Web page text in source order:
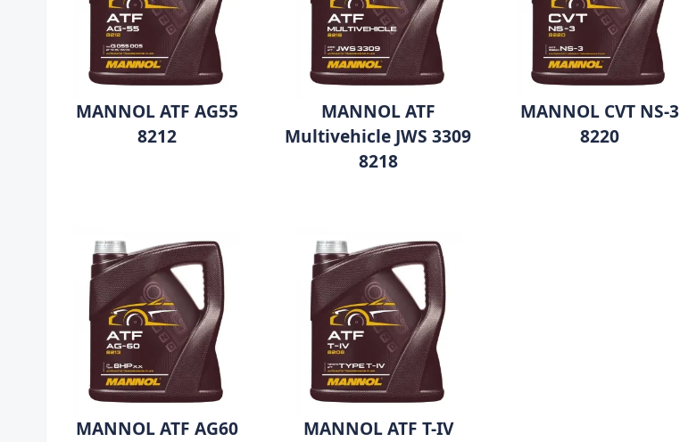
MANNOL ATF AG55
8212
MANNOL ATF
Multivehicle JWS 3309
8218
MANNOL CVT NS-3
8220
MANNOL ATF AG60
MANNOL ATF T-IV